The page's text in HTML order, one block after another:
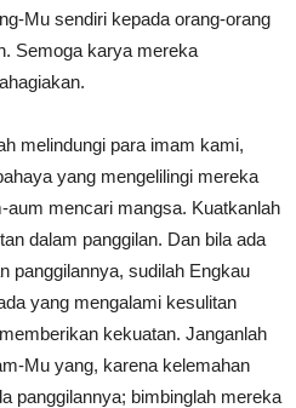
Mu sendiri kepada orang-orang
Semoga karya mereka
melindungi para imam kami,
yang mengelilingi mereka
aum mencari mangsa. Kuatkanlah
dalam panggilan. Dan bila ada
panggilannya, sudilah Engkau
yang mengalami kesulitan
kekuatan. Janganlah
Mu yang, karena kelemahan
panggilannya; bimbinglah mereka